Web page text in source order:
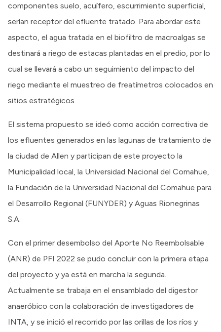
componentes suelo, acuífero, escurrimiento superficial,
serían receptor del efluente tratado. Para abordar este
aspecto, el agua tratada en el biofiltro de macroalgas se
destinará a riego de estacas plantadas en el predio, por lo
cual se llevará a cabo un seguimiento del impacto del
riego mediante el muestreo de freatímetros colocados en
sitios estratégicos.
El sistema propuesto se ideó como acción correctiva de
los efluentes generados en las lagunas de tratamiento de
la ciudad de Allen y participan de este proyecto la
Municipalidad local, la Universidad Nacional del Comahue,
la Fundación de la Universidad Nacional del Comahue para
el Desarrollo Regional (FUNYDER) y Aguas Rionegrinas
S.A.
Con el primer desembolso del Aporte No Reembolsable
(ANR) de PFI 2022 se pudo concluir con la primera etapa
del proyecto y ya está en marcha la segunda.
Actualmente se trabaja en el ensamblado del digestor
anaeróbico con la colaboración de investigadores de
INTA, y se inició el recorrido por las orillas de los ríos y